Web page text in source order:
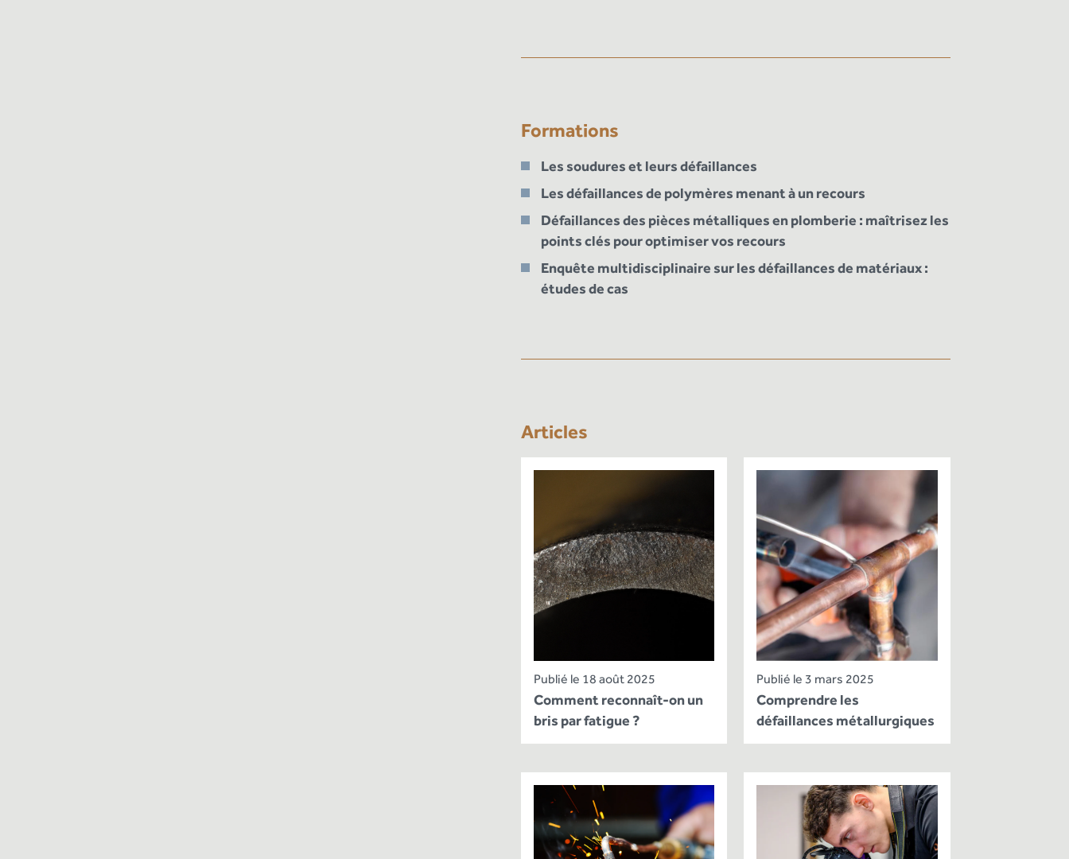
Formations
Les soudures et leurs défaillances
Les défaillances de polymères menant à un recours
Défaillances des pièces métalliques en plomberie : maîtrisez les
points clés pour optimiser vos recours
Enquête multidisciplinaire sur les défaillances de matériaux :
études de cas
Articles
Publié le 18 août 2025
Comment reconnaît-on un
bris par fatigue ?
Publié le 3 mars 2025
Comprendre les
défaillances métallurgiques